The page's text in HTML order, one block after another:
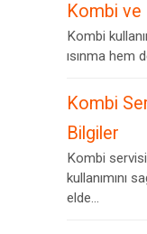
Kombi ve
Kombi
ısınma hem
Kombi
Bilgiler
Kombi
kullanımını
elde...